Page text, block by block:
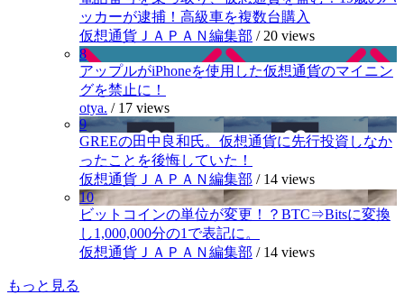
ッカーが逮捕！高級車を複数台購入
仮想通貨ＪＡＰＡＮ編集部 / 20 views
8
アップルがiPhoneを使用した仮想通貨のマイニン
グを禁止に！
otya. / 17 views
9
GREEの田中良和氏。仮想通貨に先行投資しなか
ったことを後悔していた！
仮想通貨ＪＡＰＡＮ編集部 / 14 views
10
ビットコインの単位が変更！？BTC⇒Bitsに変換
し1,000,000分の1で表記に。
仮想通貨ＪＡＰＡＮ編集部 / 14 views
もっと見る